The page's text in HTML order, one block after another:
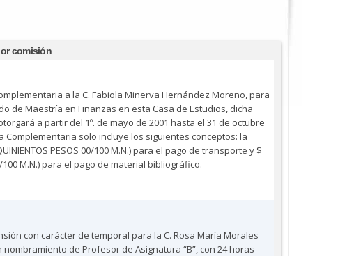
comisión
a la C. Fabiola Minerva Hernández Moreno, para
de Maestría en Finanzas en esta Casa de Estudios, dicha
a partir del 1º. de mayo de 2001 hasta el 31 de octubre
Complementaria solo incluye los siguientes conceptos: la
PESOS 00/100 M.N.) para el pago de transporte y $
100 M.N.) para el pago de material bibliográfico.
con carácter de temporal para la C. Rosa María Morales
nombramiento de Profesor de Asignatura “B”, con 24 horas